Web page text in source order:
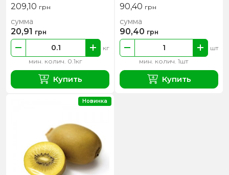
209,10 грн
мин. колич. 0.1кг
кг
сумма
20,91 грн
Купить
90,40 грн
мин. колич. 1шт
шт
сумма
90,40 грн
Купить
Новинка